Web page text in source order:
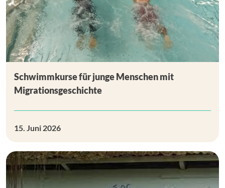
Schwimmkurse für junge Menschen mit
Migrationsgeschichte
15. Juni 2026